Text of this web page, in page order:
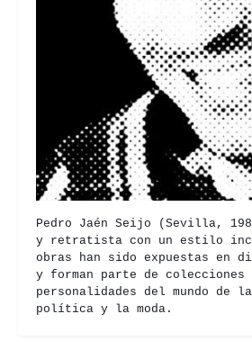
Pedro Jaén Seijo (Sevilla,
y retratista con un estilo
obras han sido expuestas en
y forman parte de colecciones
personalidades del mundo de
política y la moda.